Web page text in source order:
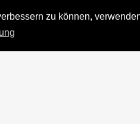
zu können,